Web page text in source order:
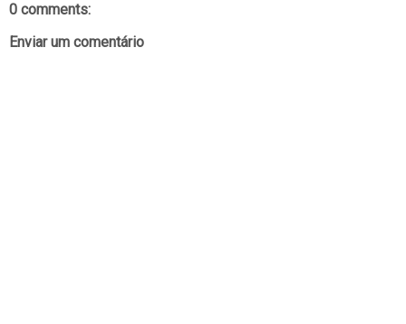
0 comments:
Enviar um comentário